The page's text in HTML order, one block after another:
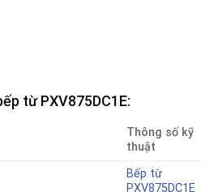
từ PXV875DC1E:
Thông số kỹ
thuật
Bếp từ
PXV875DC1E